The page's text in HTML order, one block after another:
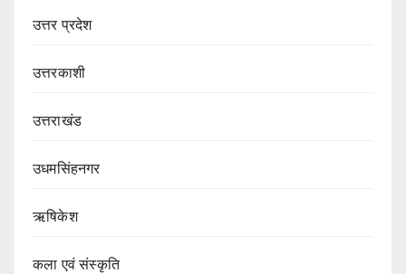
उत्तर प्रदेश
उत्तरकाशी
उत्तराखंड
उधमसिंहनगर
ऋषिकेश
कला एवं संस्कृति